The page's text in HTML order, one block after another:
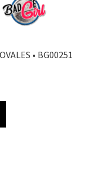
• BG00251